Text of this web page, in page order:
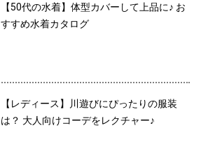
【50代の水着】体型カバーして上品に♪ お
すすめ水着カタログ
【レディース】川遊びにぴったりの服装
は？ 大人向けコーデをレクチャー♪